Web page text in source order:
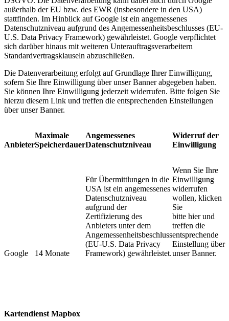
außerhalb der EU bzw. des EWR (insbesondere in den USA)
stattfinden. Im Hinblick auf Google ist ein angemessenes
Datenschutzniveau aufgrund des Angemessenheitsbeschlusses (EU-
U.S. Data Privacy Framework) gewährleistet. Google verpflichtet
sich darüber hinaus mit weiteren Unterauftragsverarbeitern
Standardvertragsklauseln abzuschließen.
Die Datenverarbeitung erfolgt auf Grundlage Ihrer Einwilligung,
sofern Sie Ihre Einwilligung über unser Banner abgegeben haben.
Sie können Ihre Einwilligung jederzeit widerrufen. Bitte folgen Sie
hierzu diesem Link und treffen die entsprechenden Einstellungen
über unser Banner.
Anbieter
Maximale
Speicherdauer
Angemessenes
Datenschutzniveau
Widerruf der
Einwilligung
Google ​14 Monate
Für Übermittlungen in die
USA ist ein angemessenes
Datenschutzniveau
aufgrund der
Zertifizierung des
Anbieters unter dem
Angemessenheitsbeschluss
(EU-U.S. Data Privacy
Framework) gewährleistet.​
Wenn Sie Ihre
Einwilligung
widerrufen
wollen, klicken
Sie
bitte hier und
treffen die
entsprechende
Einstellung über
unser Banner. ​
Kartendienst Mapbox